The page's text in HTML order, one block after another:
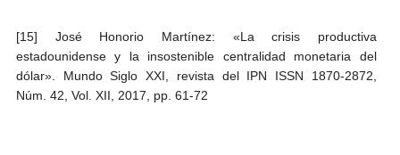
[15] José Honorio Martínez: «La crisis productiva
estadounidense y la insostenible centralidad monetaria del
dólar». Mundo Siglo XXI, revista del IPN ISSN 1870-2872,
Núm. 42, Vol. XII, 2017, pp. 61-72